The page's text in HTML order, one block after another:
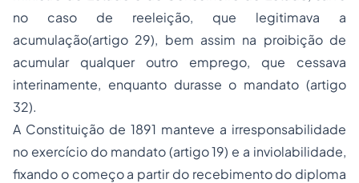
no caso de reeleição, que legitimava a
acumulação(artigo 29), bem assim na proibição de
acumular qualquer outro emprego, que cessava
interinamente, enquanto durasse o mandato (artigo
32).
A Constituição de 1891 manteve a irresponsabilidade
no exercício do mandato (artigo 19) e a inviolabilidade,
fixando o começo a partir do recebimento do diploma